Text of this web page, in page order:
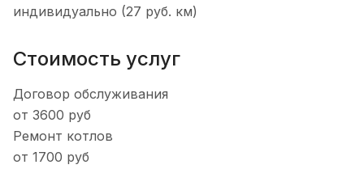
индивидуально (27 руб. км)
Стоимость услуг
Договор обслуживания
от 3600 руб
Ремонт котлов
от 1700 руб